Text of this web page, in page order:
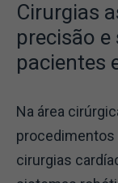
Cirurgias
precisão e
pacientes
Na área
cirurgias